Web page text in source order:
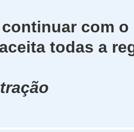
com
todas a